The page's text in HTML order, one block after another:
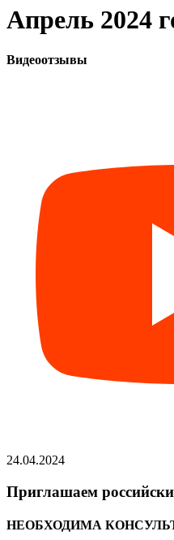
Апрель 2024
Видеоотзывы
24.04.2024
Приглашаем
НЕОБХОДИМА